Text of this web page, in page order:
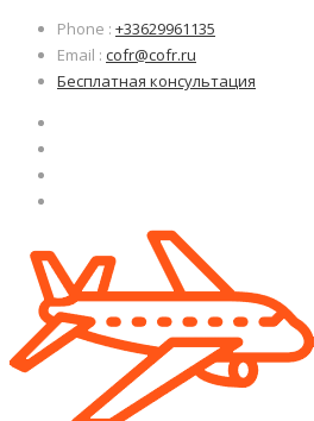
Phone : +33629961135
Email : cofr@cofr.ru
Бесплатная консультация